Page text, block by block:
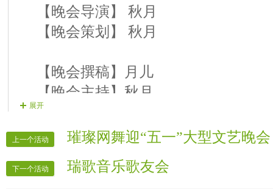
【晚会导演】 秋月
【晚会策划】 秋月
【晚会撰稿】月儿
【晚会主持】秋月
【晚会主持】月儿
【晚会录像】 VV时报
【晚会报道】 VV时报
【晚会片花】雪雅
展开
上一个活动 璀璨网舞迎“五一”大型文艺晚会
下一个活动 瑞歌音乐歌友会